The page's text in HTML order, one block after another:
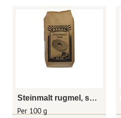
Steinmalt rugmel, sekk 25kg
Per 100 g